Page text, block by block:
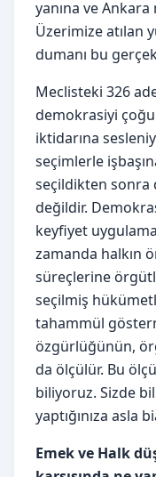
yanına ve Ankara
Üzerimize atılan
dumanı bu
Meclisteki 326
demokrasiyi
iktidarına
seçimlerle
seçildikten sonra
değildir.
keyfiyet
zamanda halkın
süreçlerine
seçilmiş
tahammül
özgürlüğünün,
da ölçülür. Bu
biliyoruz. Sizde
yaptığınıza asla
Emek ve Halk